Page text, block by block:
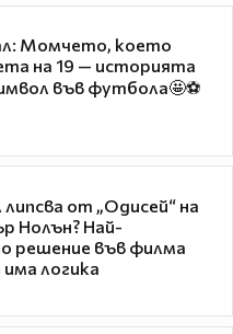
Момчето, което
на 19 — историята
във футбола🤩⚽
от „Одисей“ на
Нолън? Най-
решение във филма
логика